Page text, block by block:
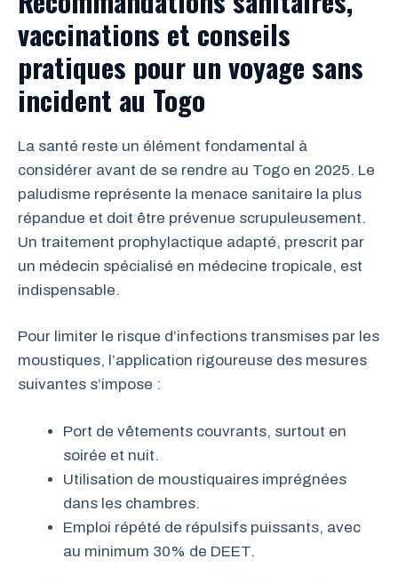
vaccinations et conseils
pratiques pour un voyage sans
incident au Togo
La santé reste un élément fondamental à
considérer avant de se rendre au Togo en 2025. Le
paludisme représente la menace sanitaire la plus
répandue et doit être prévenue scrupuleusement.
Un traitement prophylactique adapté, prescrit par
un médecin spécialisé en médecine tropicale, est
indispensable.
Pour limiter le risque d’infections transmises par les
moustiques, l’application rigoureuse des mesures
suivantes s’impose :
Port de vêtements couvrants, surtout en
soirée et nuit.
Utilisation de moustiquaires imprégnées
dans les chambres.
Emploi répété de répulsifs puissants, avec
au minimum 30% de DEET.